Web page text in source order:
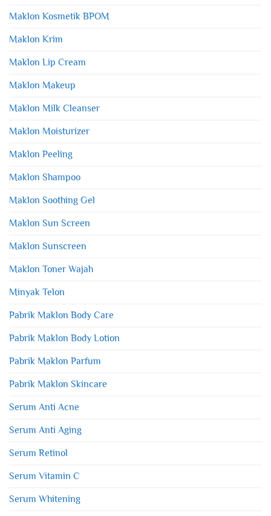
Maklon Kosmetik BPOM
Maklon Krim
Maklon Lip Cream
Maklon Makeup
Maklon Milk Cleanser
Maklon Moisturizer
Maklon Peeling
Maklon Shampoo
Maklon Soothing Gel
Maklon Sun Screen
Maklon Sunscreen
Maklon Toner Wajah
Minyak Telon
Pabrik Maklon Body Care
Pabrik Maklon Body Lotion
Pabrik Maklon Parfum
Pabrik Maklon Skincare
Serum Anti Acne
Serum Anti Aging
Serum Retinol
Serum Vitamin C
Serum Whitening